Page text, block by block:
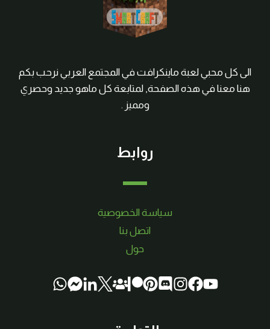
الى كل محبي لعبة ماينكرافت في المجتمع العربي نرحب بكم
هنا معنا في هذه الصفحة, لمتابعة كل ماهو جديد وحصري
ومميز .
روابط
سياسة الخصوصية
اتصل بنا
حول